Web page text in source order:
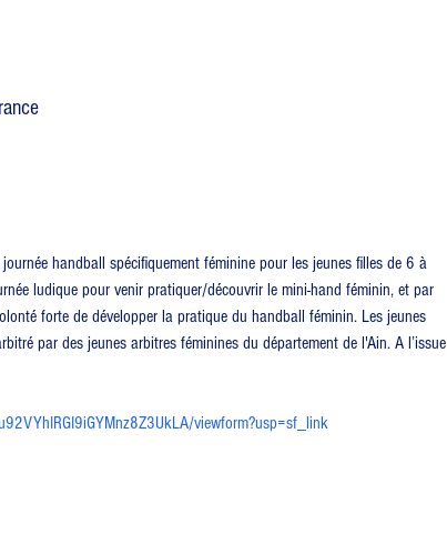
handball spécifiquement féminine pour les jeunes filles de 6 à
ludique pour venir pratiquer/découvrir le mini-hand féminin, et par
forte de développer la pratique du handball féminin. Les jeunes
par des jeunes arbitres féminines du département de l'Ain. A l’issue
viewform?usp=sf_link